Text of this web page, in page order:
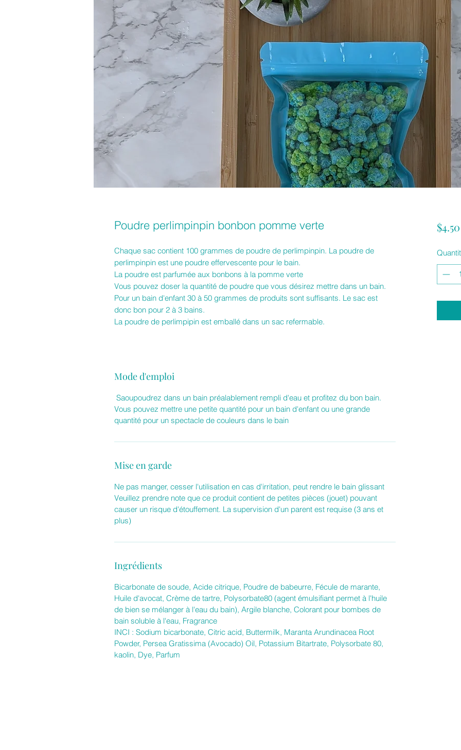
Poudre perlimpinpin bonbon pomme verte
Chaque sac contient 100 grammes de poudre de perlimpinpin. La poudre de
perlimpinpin est une poudre effervescente pour le bain.
La poudre est parfumée aux bonbons à la pomme verte
Vous pouvez doser la quantité de poudre que vous désirez mettre dans un bain.
Pour un bain d'enfant 30 à 50 grammes de produits sont suffisants. Le sac est
donc bon pour 2 à 3 bains.
La poudre de perlimpipin est emballé dans un sac refermable.
Mode d'emploi
Saoupoudrez dans un bain préalablement rempli d'eau et profitez du bon bain.
Vous pouvez mettre une petite quantité pour un bain d'enfant ou une grande
quantité pour un spectacle de couleurs dans le bain
Mise en garde
Ne pas manger, cesser l'utilisation en cas d'irritation, peut rendre le bain glissant
Veuillez prendre note que ce produit contient de petites pièces (jouet) pouvant
causer un risque d'étouffement. La supervision d'un parent est requise (3 ans et
plus)
Ingrédients
Bicarbonate de soude, Acide citrique, Poudre de babeurre, Fécule de marante,
Huile d'avocat, Crème de tartre, Polysorbate80 (agent émulsifiant permet à l'huile
de bien se mélanger à l'eau du bain), Argile blanche, Colorant pour bombes de
bain soluble à l'eau, Fragrance
INCI : Sodium bicarbonate, Citric acid, Buttermilk, Maranta Arundinacea Root
Powder, Persea Gratissima (Avocado) Oil, Potassium Bitartrate, Polysorbate 80,
kaolin, Dye, Parfum
$4.50